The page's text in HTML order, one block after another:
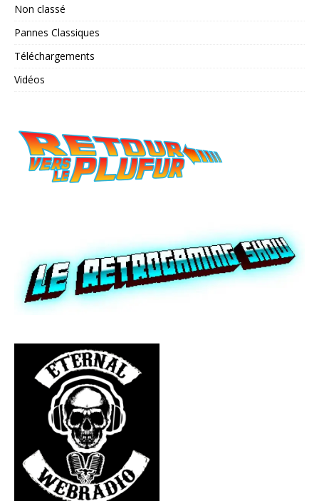
Non classé
Pannes Classiques
Téléchargements
Vidéos